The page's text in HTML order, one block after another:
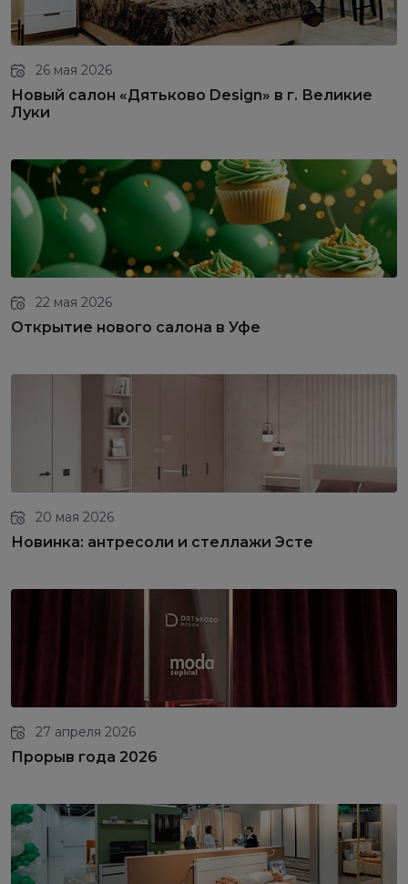
26 мая 2026
Новый салон «Дятьково Design» в г. Великие
Луки
22 мая 2026
Открытие нового салона в Уфе
20 мая 2026
Новинка: антресоли и стеллажи Эсте
27 апреля 2026
Прорыв года 2026